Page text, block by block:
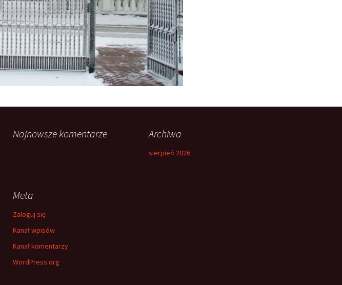
Najnowsze komentarze Archiwa
sierpień 2026
Meta
Zaloguj się
Kanał wpisów
Kanał komentarzy
WordPress.org